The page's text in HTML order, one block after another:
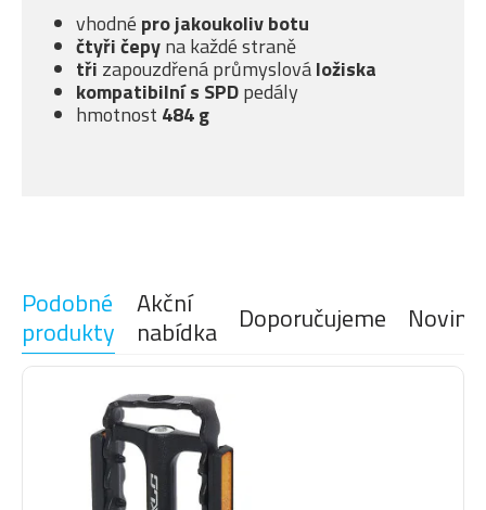
vhodné pro jakoukoliv botu
čtyři čepyna každé straně
tři zapouzdřená průmyslováložiska
kompatibilní s SPDpedály
hmotnost 484 g
Podobné
produkty
Akční
nabídka Doporučujeme